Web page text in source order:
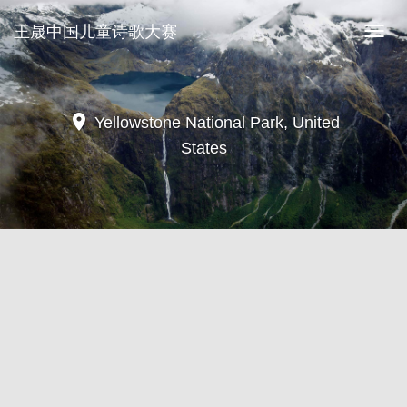
王
中
国
儿
童
赛
王晟中国儿童诗歌大赛
location_onYellowstone National Park, United
States